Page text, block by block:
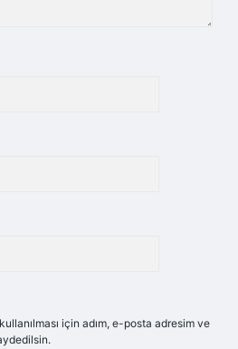
için adım, e-posta adresim ve